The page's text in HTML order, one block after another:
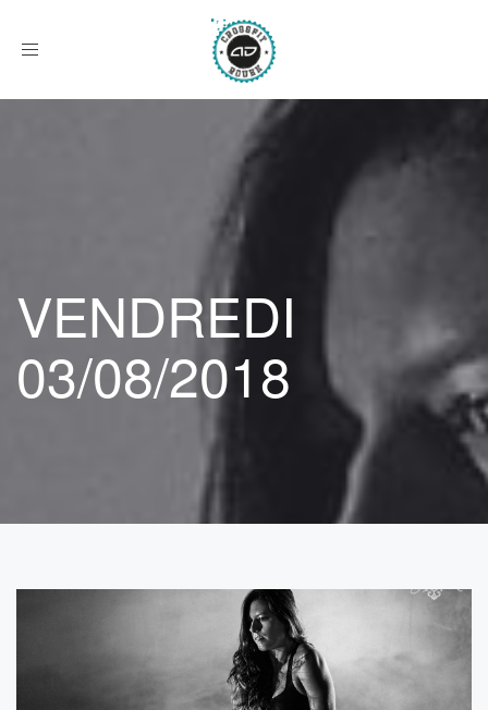
Afficher
VENDREDI
03/08/2018